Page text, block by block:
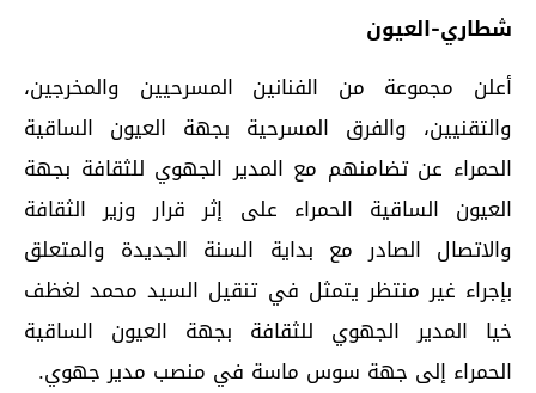
شطاري-العيون
أعلن مجموعة من الفنانين المسرحيين والمخرجين،
والتقنيين، والفرق المسرحية بجهة العيون الساقية
الحمراء عن تضامنهم مع المدير الجهوي للثقافة بجهة
العيون الساقية الحمراء على إثر قرار وزير الثقافة
والاتصال الصادر مع بداية السنة الجديدة والمتعلق
بإجراء غير منتظر يتمثل في تنقيل السيد محمد لغظف
خيا المدير الجهوي للثقافة بجهة العيون الساقية
الحمراء إلى جهة سوس ماسة في منصب مدير جهوي.